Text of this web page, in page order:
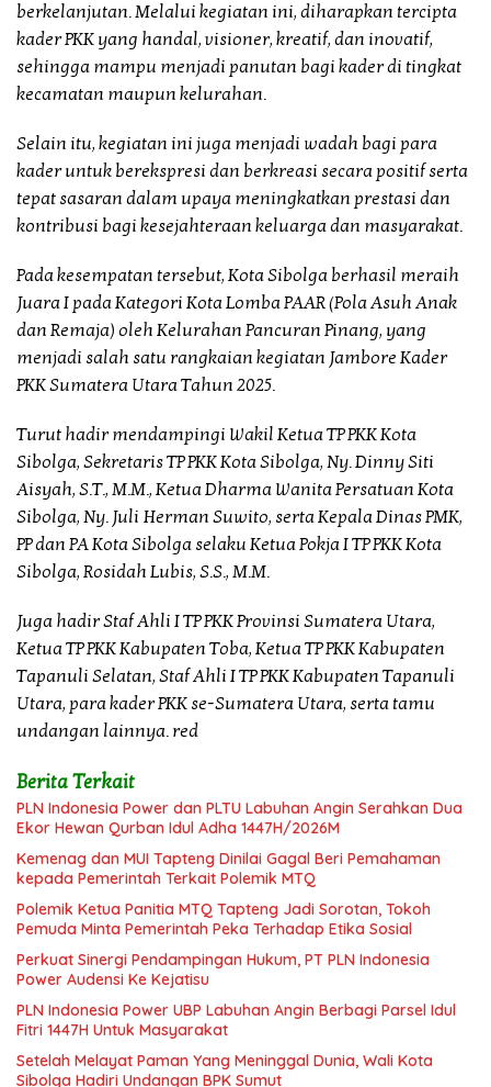
berkelanjutan. Melalui kegiatan ini, diharapkan tercipta
kader PKK yang handal, visioner, kreatif, dan inovatif,
sehingga mampu menjadi panutan bagi kader di tingkat
kecamatan maupun kelurahan.
Selain itu, kegiatan ini juga menjadi wadah bagi para
kader untuk berekspresi dan berkreasi secara positif serta
tepat sasaran dalam upaya meningkatkan prestasi dan
kontribusi bagi kesejahteraan keluarga dan masyarakat.
Pada kesempatan tersebut, Kota Sibolga berhasil meraih
Juara I pada Kategori Kota Lomba PAAR (Pola Asuh Anak
dan Remaja) oleh Kelurahan Pancuran Pinang, yang
menjadi salah satu rangkaian kegiatan Jambore Kader
PKK Sumatera Utara Tahun 2025.
Turut hadir mendampingi Wakil Ketua TP PKK Kota
Sibolga, Sekretaris TP PKK Kota Sibolga, Ny. Dinny Siti
Aisyah, S.T., M.M., Ketua Dharma Wanita Persatuan Kota
Sibolga, Ny. Juli Herman Suwito, serta Kepala Dinas PMK,
PP dan PA Kota Sibolga selaku Ketua Pokja I TP PKK Kota
Sibolga, Rosidah Lubis, S.S., M.M.
Juga hadir Staf Ahli I TP PKK Provinsi Sumatera Utara,
Ketua TP PKK Kabupaten Toba, Ketua TP PKK Kabupaten
Tapanuli Selatan, Staf Ahli I TP PKK Kabupaten Tapanuli
Utara, para kader PKK se-Sumatera Utara, serta tamu
undangan lainnya. red
Berita Terkait
PLN Indonesia Power dan PLTU Labuhan Angin Serahkan Dua
Ekor Hewan Qurban Idul Adha 1447H/2026M
Kemenag dan MUI Tapteng Dinilai Gagal Beri Pemahaman
kepada Pemerintah Terkait Polemik MTQ
Polemik Ketua Panitia MTQ Tapteng Jadi Sorotan, Tokoh
Pemuda Minta Pemerintah Peka Terhadap Etika Sosial
Perkuat Sinergi Pendampingan Hukum, PT PLN Indonesia
Power Audensi Ke Kejatisu
PLN Indonesia Power UBP Labuhan Angin Berbagi Parsel Idul
Fitri 1447H Untuk Masyarakat
Setelah Melayat Paman Yang Meninggal Dunia, Wali Kota
Sibolga Hadiri Undangan BPK Sumut